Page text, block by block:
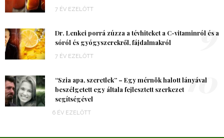
7 ÉV EZELŐTT
Dr. Lenkei porrá zúzza a tévhiteket a C-vitaminról és a
sóról és gyógyszerekről, fájdalmakról
7 ÉV EZELŐTT
9
“Szia apa, szeretlek” – Egy mérnök halott lányával
beszélgetett egy általa fejlesztett szerkezet
segítségével
6 ÉV EZELŐTT
10